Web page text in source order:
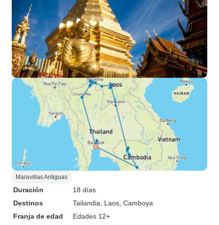
Maravillas Antiguas
Duración
18 días
Destinos
Tailandia , Laos , Camboya
Franja de edad
Edades 12+